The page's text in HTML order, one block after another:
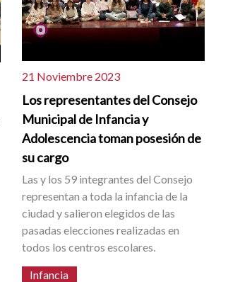
21 Noviembre 2023
Los representantes del Consejo
Municipal de Infancia y
Adolescencia toman posesión de
su cargo
Las y los 59 integrantes del Consejo
representan a toda la infancia de la
ciudad y salieron elegidos de las
pasadas elecciones realizadas en
todos los centros escolares.
Infancia